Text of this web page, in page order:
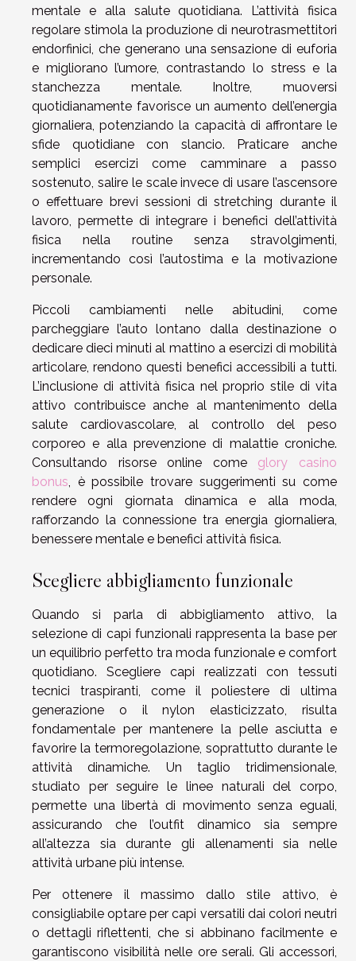
mentale e alla salute quotidiana. L’attività fisica
regolare stimola la produzione di neurotrasmettitori
endorfinici, che generano una sensazione di euforia
e migliorano l’umore, contrastando lo stress e la
stanchezza mentale. Inoltre, muoversi
quotidianamente favorisce un aumento dell’energia
giornaliera, potenziando la capacità di affrontare le
sfide quotidiane con slancio. Praticare anche
semplici esercizi come camminare a passo
sostenuto, salire le scale invece di usare l’ascensore
o effettuare brevi sessioni di stretching durante il
lavoro, permette di integrare i benefici dell’attività
fisica nella routine senza stravolgimenti,
incrementando così l’autostima e la motivazione
personale.
Piccoli cambiamenti nelle abitudini, come
parcheggiare l’auto lontano dalla destinazione o
dedicare dieci minuti al mattino a esercizi di mobilità
articolare, rendono questi benefici accessibili a tutti.
L’inclusione di attività fisica nel proprio stile di vita
attivo contribuisce anche al mantenimento della
salute cardiovascolare, al controllo del peso
corporeo e alla prevenzione di malattie croniche.
Consultando risorse online come glory casino
bonus , è possibile trovare suggerimenti su come
rendere ogni giornata dinamica e alla moda,
rafforzando la connessione tra energia giornaliera,
benessere mentale e benefici attività fisica.
Scegliere abbigliamento funzionale
Quando si parla di abbigliamento attivo, la
selezione di capi funzionali rappresenta la base per
un equilibrio perfetto tra moda funzionale e comfort
quotidiano. Scegliere capi realizzati con tessuti
tecnici traspiranti, come il poliestere di ultima
generazione o il nylon elasticizzato, risulta
fondamentale per mantenere la pelle asciutta e
favorire la termoregolazione, soprattutto durante le
attività dinamiche. Un taglio tridimensionale,
studiato per seguire le linee naturali del corpo,
permette una libertà di movimento senza eguali,
assicurando che l’outfit dinamico sia sempre
all’altezza sia durante gli allenamenti sia nelle
attività urbane più intense.
Per ottenere il massimo dallo stile attivo, è
consigliabile optare per capi versatili dai colori neutri
o dettagli riflettenti, che si abbinano facilmente e
garantiscono visibilità nelle ore serali. Gli accessori,